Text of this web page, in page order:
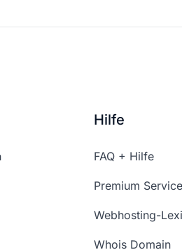
Hilfe
FAQ + Hilfe
Premium
Webhosting-
Whois Domain